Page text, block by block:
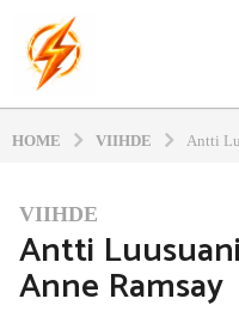
HOME VIIHDE Antti
1
0
m
o
VIIHDE
Antti
Anne Ramsay